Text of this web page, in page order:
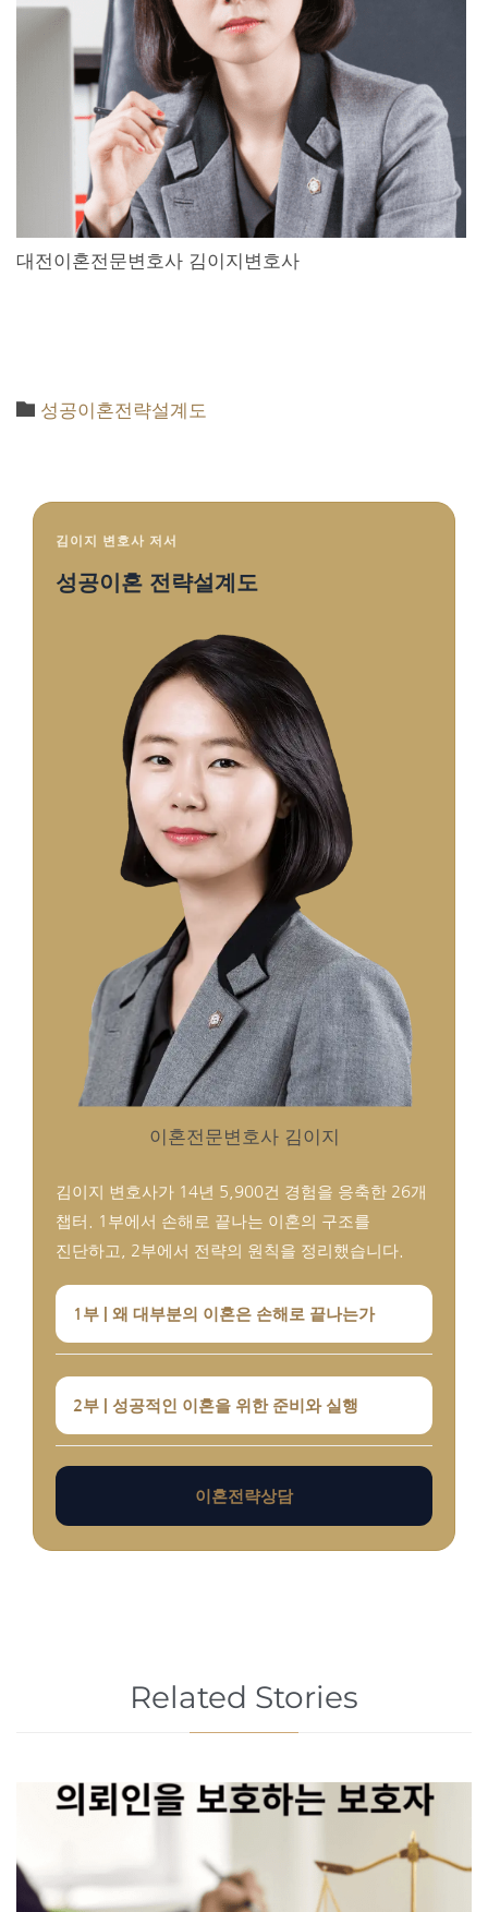
대전이혼전문변호사 김이지변호사
 Category
성공이혼전략설계도
김이지 변호사 저서
성공이혼 전략설계도
이혼전문변호사 김이지
김이지 변호사가 14년 5,900건 경험을 응축한 26개
챕터. 1부에서 손해로 끝나는 이혼의 구조를
진단하고, 2부에서 전략의 원칙을 정리했습니다.
1부 | 왜 대부분의 이혼은 손해로 끝나는가
2부 | 성공적인 이혼을 위한 준비와 실행
이혼전략상담
Related Stories